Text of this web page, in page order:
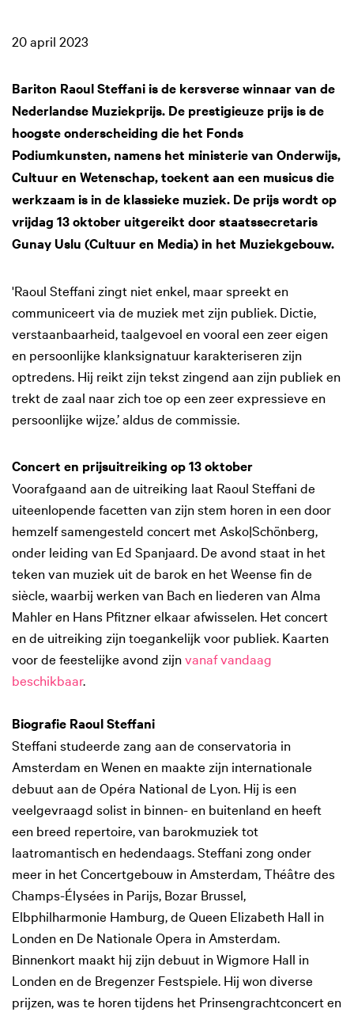
20 april 2023
Bariton Raoul Steffani is de kersverse winnaar van de
Nederlandse Muziekprijs. De prestigieuze prijs is de
hoogste onderscheiding die het Fonds
Podiumkunsten, namens het ministerie van Onderwijs,
Cultuur en Wetenschap, toekent aan een musicus die
werkzaam is in de klassieke muziek. De prijs wordt op
vrijdag 13 oktober uitgereikt door staatssecretaris
Gunay Uslu (Cultuur en Media) in het Muziekgebouw.
'Raoul Steffani zingt niet enkel, maar spreekt en
communiceert via de muziek met zijn publiek. Dictie,
verstaanbaarheid, taalgevoel en vooral een zeer eigen
en persoonlijke klanksignatuur karakteriseren zijn
optredens. Hij reikt zijn tekst zingend aan zijn publiek en
trekt de zaal naar zich toe op een zeer expressieve en
persoonlijke wijze.’ aldus de commissie.
Concert en prijsuitreiking op 13 oktober
Voorafgaand aan de uitreiking laat Raoul Steffani de
uiteenlopende facetten van zijn stem horen in een door
hemzelf samengesteld concert met Asko|Schönberg,
onder leiding van Ed Spanjaard. De avond staat in het
teken van muziek uit de barok en het Weense fin de
siècle, waarbij werken van Bach en liederen van Alma
Mahler en Hans Pfitzner elkaar afwisselen. Het concert
en de uitreiking zijn toegankelijk voor publiek. Kaarten
voor de feestelijke avond zijnvanaf vandaag
beschikbaar.
Biografie Raoul Steffani
Steffani studeerde zang aan de conservatoria in
Amsterdam en Wenen en maakte zijn internationale
debuut aan de Opéra National de Lyon. Hij is een
veelgevraagd solist in binnen- en buitenland en heeft
een breed repertoire, van barokmuziek tot
laatromantisch en hedendaags. Steffani zong onder
meer in het Concertgebouw in Amsterdam, Théâtre des
Champs-Élysées in Parijs, Bozar Brussel,
Elbphilharmonie Hamburg, de Queen Elizabeth Hall in
Londen en De Nationale Opera in Amsterdam.
Binnenkort maakt hij zijn debuut in Wigmore Hall in
Londen en de Bregenzer Festspiele. Hij won diverse
prijzen, was te horen tijdens het Prinsengrachtconcert en